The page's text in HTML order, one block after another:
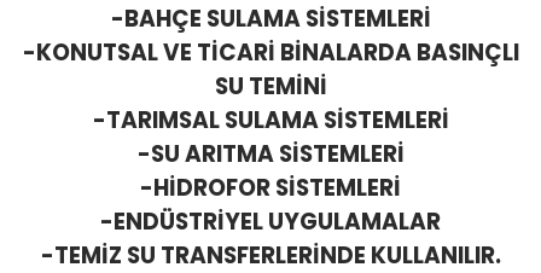
-BAHÇE SULAMA SİSTEMLERİ
-KONUTSAL VE TİCARİ BİNALARDA BASINÇLI
SU TEMİNİ
-TARIMSAL SULAMA SİSTEMLERİ
-SU ARITMA SİSTEMLERİ
-HİDROFOR SİSTEMLERİ
-ENDÜSTRİYEL UYGULAMALAR
-TEMİZ SU TRANSFERLERİNDE KULLANILIR.